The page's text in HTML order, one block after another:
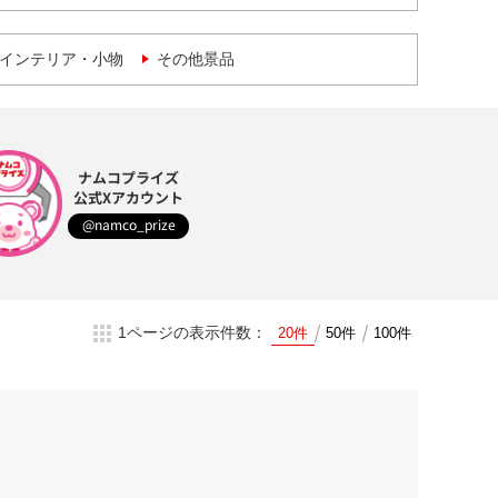
ンテリア・小物 その他景品
ナムコプライズ
公式Xアカウント
@namco_prize
1ページの表示件数： 20件 50件 100件